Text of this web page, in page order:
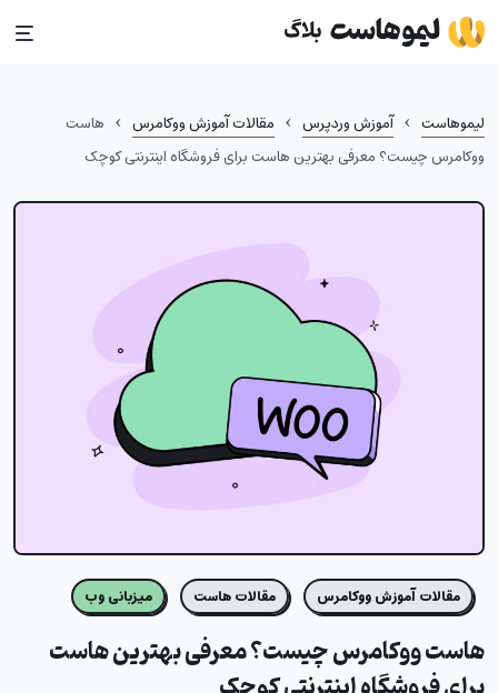
Skip
to
لیموهاست › آموزش وردپرس › مقالات آموزش ووکامرس › هاست
ووکامرس چیست؟ معرفی بهترین هاست برای فروشگاه اینترنتی کوچک
مقالات آموزش ووکامرس مقالات هاست میزبانی وب
هاست ووکامرس چیست؟ معرفی بهترین هاست